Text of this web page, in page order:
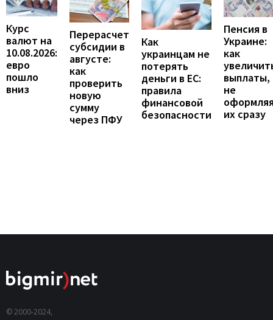
Курс
валют на
10.08.2026:
евро
пошло
вниз
Перерасчет
субсидии в
августе:
как
проверить
новую
сумму
через ПФУ
Как
украинцам не
потерять
деньги в ЕС:
правила
финансовой
безопасности
Пенсия в
Украине:
как
выплаты,
не
их сразу
© 2000-2024,